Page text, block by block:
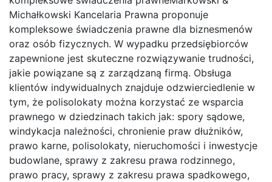
Michałkowski Kancelaria Prawna proponuje
kompleksowe świadczenia prawne dla biznesmenów
oraz osób fizycznych. W wypadku przedsiębiorców
zapewnione jest skuteczne rozwiązywanie trudności,
jakie powiązane są z zarządzaną firmą. Obsługa
klientów indywidualnych znajduje odzwierciedlenie w
tym, że polisolokaty można korzystać ze wsparcia
prawnego w dziedzinach takich jak: spory sądowe,
windykacja należności, chronienie praw dłużników,
prawo karne, polisolokaty, nieruchomości i inwestycje
budowlane, sprawy z zakresu prawa rodzinnego,
prawo pracy, sprawy z zakresu prawa spadkowego,